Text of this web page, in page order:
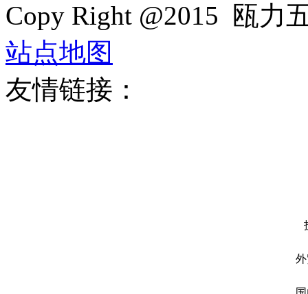
Copy Right @2015 瓯力
站点地图
友情链接：